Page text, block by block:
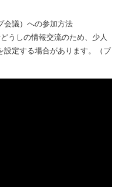
議）への参加方法
しの情報交流のため、少人
設定する場合があります。（ブ